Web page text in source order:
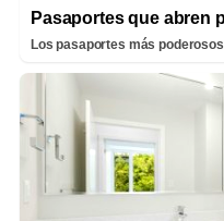
Pasaportes que abren
Los pasaportes más